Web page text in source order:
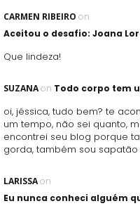
CARMEN RIBEIRO on
Aceitou o desafio: Joana
Que lindeza!
SUZANAon Todo corpo tem
oi, jéssica, tudo bem? te
um tempo, não sei quanto,
encontrei seu blog porque
gorda, também sou sapatão
LARISSAon
Eu nunca conheci alguém